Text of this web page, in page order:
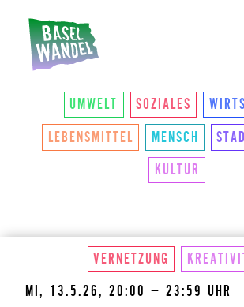
HAUPTNAVIGATION
THEMEN
UMWELT SOZIALES
LEBENSMITTEL MENSCH
KULTUR
VERNETZUNG
MI, 13.5.26, 20:00 – 23:59 UHR